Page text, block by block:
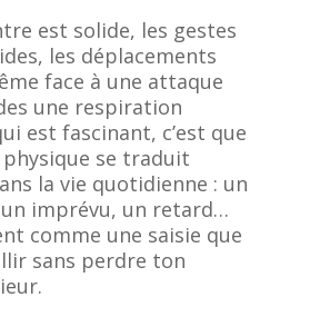
est solide, les gestes
les déplacements
face à une attaque
une respiration
est fascinant, c’est que
se traduit
la vie quotidienne : un
imprévu, un retard…
comme une saisie que
sans perdre ton